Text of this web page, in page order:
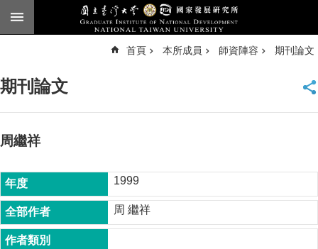
跳到主要內容區塊
臺
頁
公
告
本
所
首頁 本所成員 師資陣容 期刊論文
期刊論文
周繼祥
1999
周 繼祥